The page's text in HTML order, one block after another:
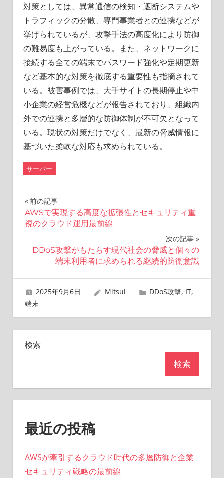
対策としては、異常通信の検知・遮断システムや
トラフィックの分散、専門事業者との連携などが
挙げられているが、攻撃手法の高度化により防御
の難易度も上がっている。また、ネットワークに
接続する全ての端末でパスワード強化や定期更新
など基本的な対策を徹底する重要性も指摘されて
いる。被害事例では、大手サイトの長期停止や中
小企業の経営危機などが報告されており、組織内
外での連携と多層的な防御体制が不可欠となって
いる。現状の対策だけでなく、最新の脅威情報に
基づいた柔軟な対応も求められている。
サーバー
投
稿
ナ
ゲ
ー
シ
ョ
前の記事
AWSで実現する高度な拡張性とセキュリティ重
視のクラウド運用最前線
次の記事
DDoS攻撃がもたらす現代社会の脅威と個々の
端末利用者に求められる継続的防衛意識
2025年9月6日 Mitsui DDoS攻撃, IT,
端末
検索
検索
最近の投稿
AWSが牽引するクラウド時代の多層防御と企業
セキュリティ戦略の最前線